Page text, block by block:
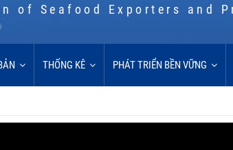
of Seafood Exporters and
THỐNG KÊ PHÁT TRIỂN BỀN VỮNG